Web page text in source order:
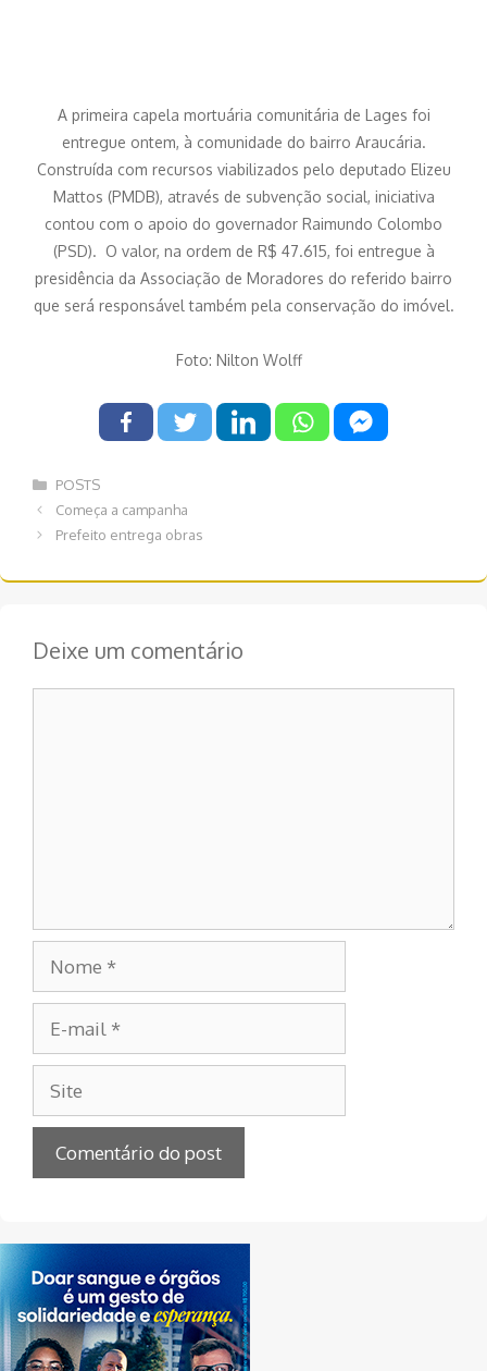
A primeira capela mortuária comunitária de Lages foi
entregue ontem, à comunidade do bairro Araucária.
Construída com recursos viabilizados pelo deputado Elizeu
Mattos (PMDB), através de subvenção social, iniciativa
contou com o apoio do governador Raimundo Colombo
(PSD). O valor, na ordem de R$ 47.615, foi entregue à
presidência da Associação de Moradores do referido bairro
que será responsável também pela conservação do imóvel.
Foto: Nilton Wolff
Categorias
POSTS
Navegação
Começa a campanha
Prefeito entrega obras
Deixe um comentário
mail